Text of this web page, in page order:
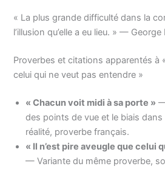
« La plus grande difficulté dans la
l’illusion qu’elle a eu lieu. » —
Proverbes et citations apparentés à
celui qui ne veut pas entendre »
« Chacun voit midi à sa porte »
des points de vue et le biais
réalité, proverbe français.
« Il n’est pire aveugle que celui
— Variante du même proverbe,